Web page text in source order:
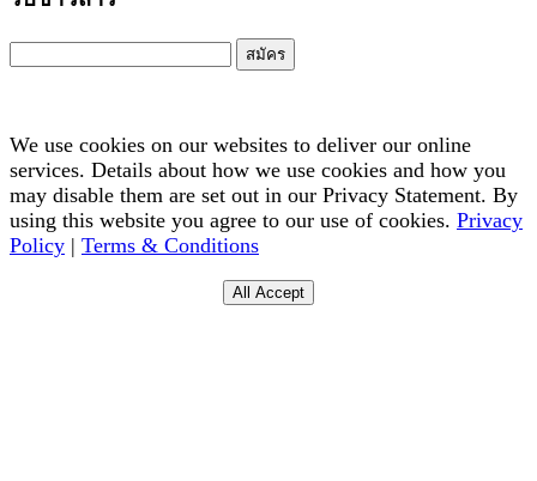
สมัคร
We use cookies on our websites to deliver our online
services. Details about how we use cookies and how you
may disable them are set out in our Privacy Statement. By
using this website you agree to our use of cookies. Privacy
Policy | Terms & Conditions
All Accept